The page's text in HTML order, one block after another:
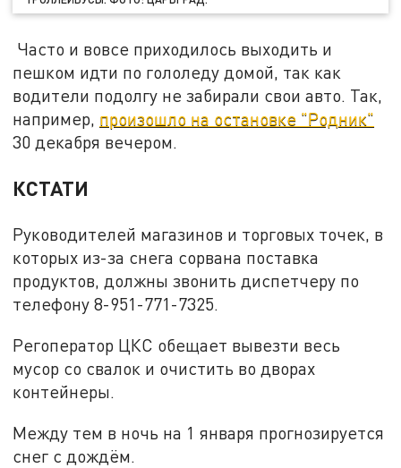
Часто и вовсе приходилось выходить и
пешком идти по гололеду домой, так как
водители подолгу не забирали свои авто. Так,
например, произошло на остановке "Родник"
30 декабря вечером.
КСТАТИ
Руководителей магазинов и торговых точек, в
которых из-за снега сорвана поставка
продуктов, должны звонить диспетчеру по
телефону 8-951-771-7325.
Регоператор ЦКС обещает вывезти весь
мусор со свалок и очистить во дворах
контейнеры.
Между тем в ночь на 1 января прогнозируется
снег с дождём.